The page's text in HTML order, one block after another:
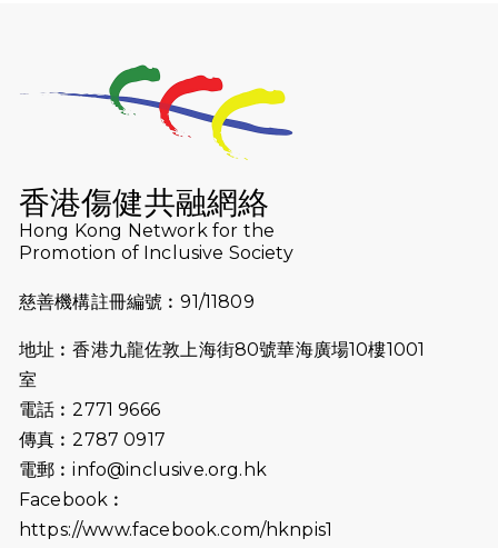
香港傷健共融網絡
Hong Kong Network for the
Promotion of Inclusive Society
慈善機構註冊編號︰91/11809
地址︰香港九龍佐敦上海街80號華海廣場10樓1001
室
電話︰2771 9666
傳真︰2787 0917
電郵︰info@inclusive.org.hk
Facebook︰
https://www.facebook.com/hknpis1